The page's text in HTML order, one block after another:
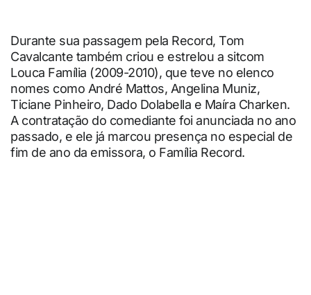
Durante sua passagem pela Record, Tom
Cavalcante também criou e estrelou a sitcom
Louca Família (2009-2010), que teve no elenco
nomes como André Mattos, Angelina Muniz,
Ticiane Pinheiro, Dado Dolabella e Maíra Charken.
A contratação do comediante foi anunciada no ano
passado, e ele já marcou presença no especial de
fim de ano da emissora, o Família Record.